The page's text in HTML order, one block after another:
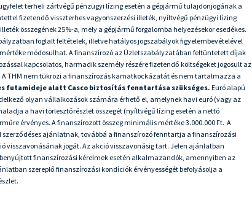
terheli zártvégű pénzügyi lízing esetén a gépjármű tulajdonjogának a
fizetendő visszterhes vagyonszerzési illeték, nyíltvégű pénzügyi lízing
összegének 25%-a, mely a gépjármű forgalomba helyezésekor esedékes.
foglalt feltételek, illetve hatályos jogszabályok figyelembevételével
módosulhat. A finanszírozó az Üzletszabályzatában feltüntetett díjak
kapcsolatos, harmadik személy részére fizetendő költségeket jogosult az
A THM nem tükrözi a finanszírozás kamatkockázatát és nem tartalmazza a
futamideje alatt Casco biztosítás fenntartása szükséges. Euró alapú
olyan vállalkozások számára érhető el, amelynek havi euró (vagy az
a havi törlesztőrészlet összegét (nyíltvégű lízing esetén a nettó
érvényes. A finanszírozott összeg minimális mértéke 3.000.000 Ft. A
ajánlatnak, továbbá a finanszírozó fenntartja a finanszírozási
jogát. Az akció visszavonásig tart. Jelen ajánlatban
finanszírozási kérelmek esetén alkalmazandók, amennyiben az
szereplő finanszírozási kondíciók érvényességét befolyásolja a